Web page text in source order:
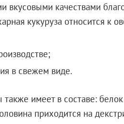
вкусовыми качествами
кукуруза относится к
в свежем виде.
также имеет в составе:
приходится на